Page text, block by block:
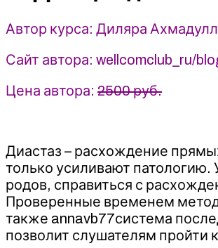
тазового
дна
-
Диляра
Ахмадуллина
(2023)
Wellcom
Автор курса: Диляра
Сайт автора: wellcomclub_ru/
Цена автора: 2500 руб.
Диастаз – расхождение
только усиливают патологию.
родов, справиться с
Проверенные временем
также annavb77система
позволит слушателям пройти